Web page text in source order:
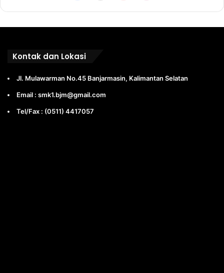
Kontak dan Lokasi
Jl. Mulawarman No.45 Banjarmasin, Kalimantan Selatan
Email : smk1.bjm@gmail.com
Tel/Fax : (0511) 4417057